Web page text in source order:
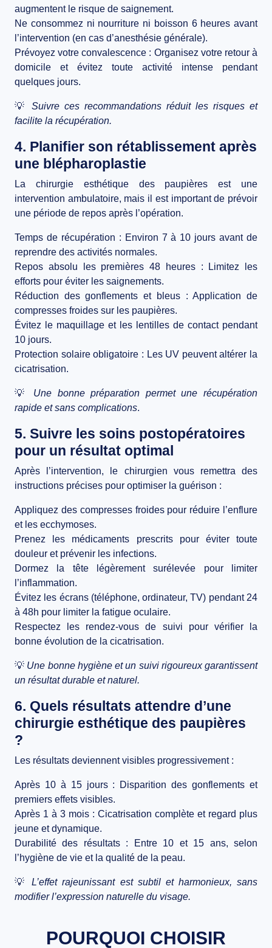
augmentent le risque de saignement.
Ne consommez ni nourriture ni boisson 6 heures avant
l’intervention (en cas d’anesthésie générale).
Prévoyez votre convalescence : Organisez votre retour à
domicile et évitez toute activité intense pendant
quelques jours.
💡 Suivre ces recommandations réduit les risques et
facilite la récupération.
4. Planifier son rétablissement après
une blépharoplastie
La chirurgie esthétique des paupières est une
intervention ambulatoire, mais il est important de prévoir
une période de repos après l’opération.
Temps de récupération : Environ 7 à 10 jours avant de
reprendre des activités normales.
Repos absolu les premières 48 heures: Limitez les
efforts pour éviter les saignements.
Réduction des gonflements et bleus: Application de
compresses froides sur les paupières.
Évitez le maquillage et les lentilles de contact pendant
10 jours.
Protection solaire obligatoire : Les UV peuvent altérer la
cicatrisation.
💡 Une bonne préparation permet unerécupération
rapide et sans complications.
5. Suivre les soins postopératoires
pour un résultat optimal
Après l’intervention, le chirurgien vous remettra des
instructions précises pour optimiser la guérison :
Appliquez des compresses froidespour réduire l’enflure
et les ecchymoses.
Prenez les médicaments prescritspour éviter toute
douleur et prévenir les infections.
Dormez la tête légèrement surélevée pour limiter
l’inflammation.
Évitez les écrans (téléphone, ordinateur, TV) pendant 24
à 48h pour limiter la fatigue oculaire.
Respectez les rendez-vous de suivi pour vérifier la
bonne évolution de la cicatrisation.
💡 Une bonne hygiène et un suivi rigoureux garantissent
un résultat durable et naturel.
6. Quels résultats attendre d’une
chirurgie esthétique des paupières
?
Les résultats deviennent visibles progressivement :
Après 10 à 15 jours: Disparition des gonflements et
premiers effets visibles.
Après 1 à 3 mois : Cicatrisation complète et regard plus
jeune et dynamique.
Durabilité des résultats: Entre 10 et 15 ans, selon
l’hygiène de vie et la qualité de la peau.
💡L’effet rajeunissant est subtil et harmonieux, sans
modifier l’expression naturelle du visage.
POURQUOI CHOISIR